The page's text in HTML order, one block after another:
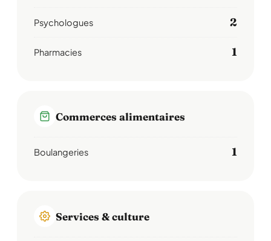
Psychologues 2
Pharmacies 1
Commerces alimentaires
Boulangeries 1
Services & culture